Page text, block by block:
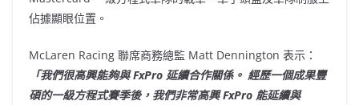
佔據顯眼位置。
McLaren Racing 聯席商務總監 Matt Dennington 表示：
「我們很高興能夠與 FxPro 延續合作關係。 經歷一個成果豐
碩的一級方程式賽季後，我們非常高興 FxPro 能延續與